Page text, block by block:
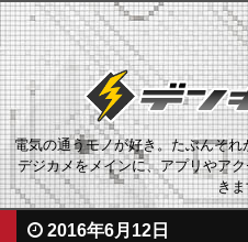
電気の通うモノが好き。たぶんそ
デジカメをメインに、アプリやア
き
2016年6月12日